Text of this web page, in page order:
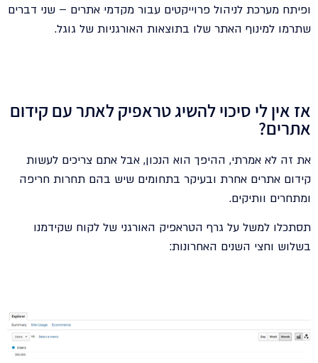
ופיתח מערכת לניהול פרוייקטים עבור מקדמי אתרים – שני דברים
שתרמו למינוף האתר שלו בתוצאות האורגניות של גוגל.
אז אין לי סיכוי להשיג טראפיק לאתר עם קידום
אתרים?
את זה לא אמרתי, ההיפך הוא הנכון, אבל אתם צריכים לעשות
קידום אתרים אחרת ובעיקר בתחומים שיש בהם תחרות חריפה
ומתחרים וותיקים.
תסתכלו למשל על גרף הטראפיק האורגני של לקוח שקידמנו
בשלוש וחצי השנים האחרונות: